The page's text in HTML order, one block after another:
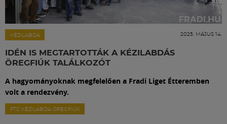
KÉZILABDA 2025. MÁJUS 14.
IDÉN IS MEGTARTOTTÁK A KÉZILABDÁS
ÖREGFIÚK TALÁLKOZÓT
A hagyományoknak megfelelően a Fradi Liget Étteremben
volt a rendezvény.
FTC KÉZILABDA ÖREGFIÚK
Hírek
Labdarúgás
Meccscenter